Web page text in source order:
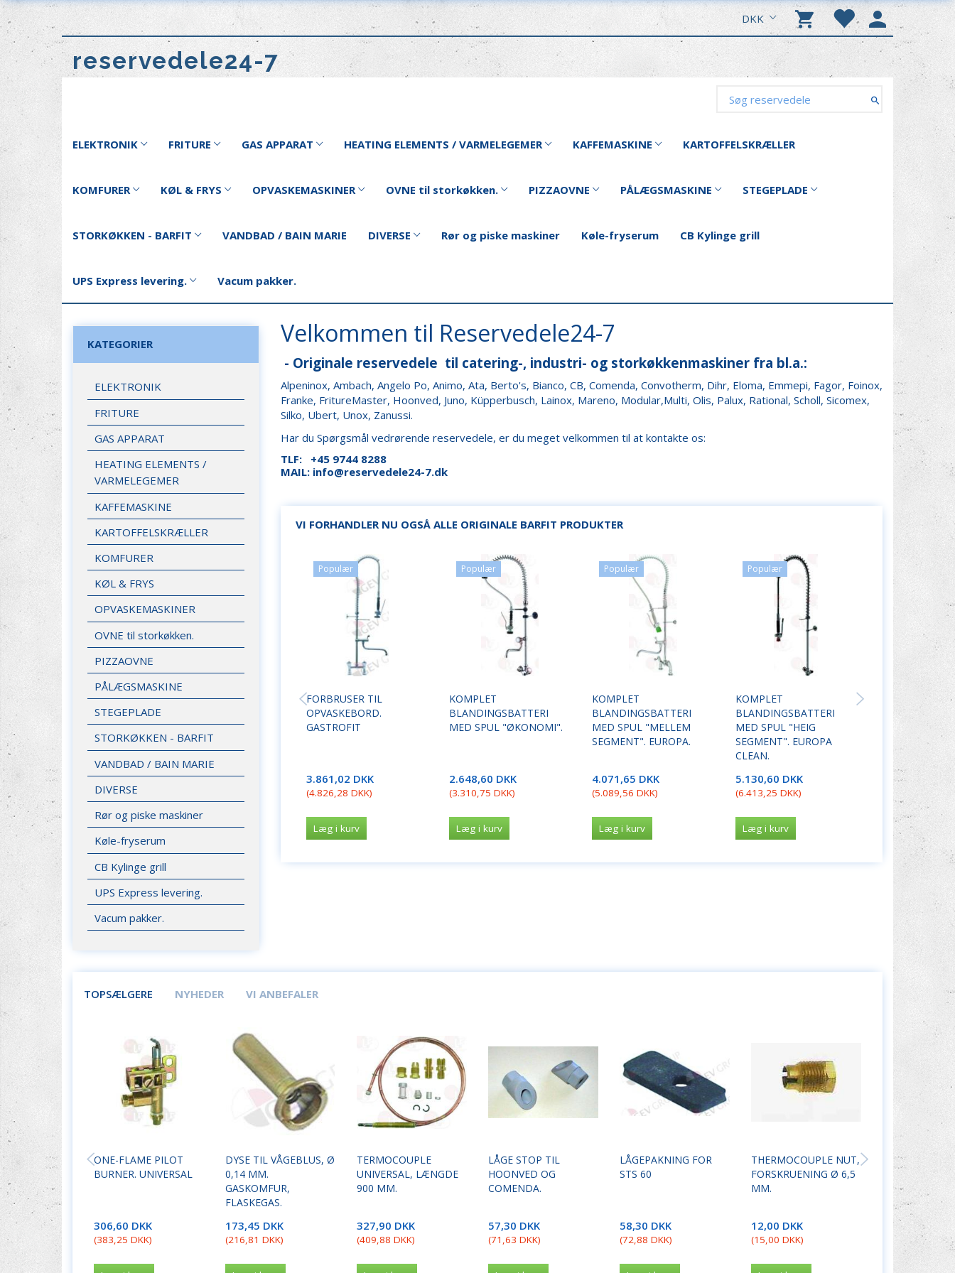
DKK
reservedele24-7
ELEKTRONIK FRITURE GAS APPARAT HEATING ELEMENTS / VARMELEGEMER KAFFEMASKINE KARTOFFELSKRÆLLER
KOMFURER KØL & FRYS OPVASKEMASKINER OVNE til storkøkken. PIZZAOVNE PÅLÆGSMASKINE STEGEPLADE
STORKØKKEN - BARFIT VANDBAD / BAIN MARIE DIVERSE Rør og piske maskiner Køle-fryserum CB Kylinge grill
UPS Express levering. Vacum pakker.
KATEGORIER
ELEKTRONIK
FRITURE
GAS APPARAT
HEATING ELEMENTS /
VARMELEGEMER
KAFFEMASKINE
KARTOFFELSKRÆLLER
KOMFURER
KØL & FRYS
OPVASKEMASKINER
OVNE til storkøkken.
PIZZAOVNE
PÅLÆGSMASKINE
STEGEPLADE
STORKØKKEN - BARFIT
VANDBAD / BAIN MARIE
DIVERSE
Rør og piske maskiner
Køle-fryserum
CB Kylinge grill
UPS Express levering.
Vacum pakker.
Velkommen til Reservedele24-7
- Originale reservedele til catering-, industri- og storkøkkenmaskiner fra bl.a.:
Alpeninox, Ambach, Angelo Po, Animo, Ata, Berto's, Bianco, CB, Comenda, Convotherm, Dihr, Eloma, Emmepi, Fagor, Foinox,
Franke, FritureMaster, Hoonved, Juno, Küpperbusch, Lainox, Mareno, Modular,Multi, Olis, Palux, Rational, Scholl, Sicomex,
Silko, Ubert, Unox, Zanussi.
Har du Spørgsmål vedrørende reservedele, er du meget velkommen til at kontakte os:
TLF: +45 9744 8288
MAIL: info@reservedele24-7.dk
VI FORHANDLER NU OGSÅ ALLE ORIGINALE BARFIT PRODUKTER
Populær
FORBRUSER TIL
OPVASKEBORD.
GASTROFIT
3.861,02 DKK
(4.826,28 DKK)
Læg i kurv
Populær
KOMPLET
BLANDINGSBATTERI
MED SPUL "ØKONOMI".
2.648,60 DKK
(3.310,75 DKK)
Læg i kurv
Populær
KOMPLET
BLANDINGSBATTERI
MED SPUL "MELLEM
SEGMENT". EUROPA.
4.071,65 DKK
(5.089,56 DKK)
Læg i kurv
Populær
KOMPLET
BLANDINGSBATTERI
MED SPUL "HEIG
SEGMENT". EUROPA
CLEAN.
5.130,60 DKK
(6.413,25 DKK)
Læg i kurv
Populær
KOMPLET
MED SPUL
SEGMENT".
7.191,80 DKK
Læg i kurv
TOPSÆLGERE NYHEDER VI ANBEFALER
ONE-FLAME PILOT
BURNER. UNIVERSAL
306,60 DKK
(383,25 DKK)
DYSE TIL VÅGEBLUS, Ø
0,14 MM.
GASKOMFUR,
FLASKEGAS.
173,45 DKK
(216,81 DKK)
TERMOCOUPLE
UNIVERSAL, LÆNGDE
900 MM.
327,90 DKK
(409,88 DKK)
LÅGE STOP TIL
HOONVED OG
COMENDA.
57,30 DKK
(71,63 DKK)
LÅGEPAKNING FOR
STS 60
58,30 DKK
(72,88 DKK)
THERMOCOUPLE NUT,
FORSKRUENING Ø 6,5
MM.
12,00 DKK
(15,00 DKK)
PLATE DOOR
HOONVED OG
COMENDA.
166,40 DKK
208,00 DKK